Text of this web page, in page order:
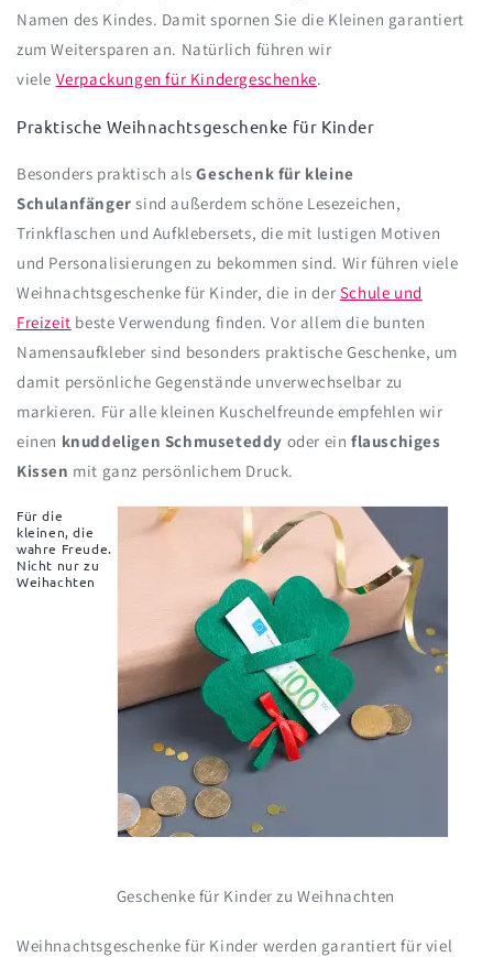
Namen des Kindes. Damit spornen Sie die Kleinen garantiert
zum Weitersparen an. Natürlich führen wir
viele Verpackungen für Kindergeschenke.
Praktische Weihnachtsgeschenke für Kinder
Besonders praktisch als Geschenk für kleine
Schulanfänger sind außerdem schöne Lesezeichen,
Trinkflaschen und Aufklebersets, die mit lustigen Motiven
und Personalisierungen zu bekommen sind. Wir führen viele
Weihnachtsgeschenke für Kinder, die in der Schule und
Freizeit beste Verwendung finden. Vor allem die bunten
Namensaufkleber sind besonders praktische Geschenke, um
damit persönliche Gegenstände unverwechselbar zu
markieren. Für alle kleinen Kuschelfreunde empfehlen wir
einen knuddeligen Schmuseteddy oder ein flauschiges
Kissen mit ganz persönlichem Druck.
Geschenke für Kinder zu Weihnachten
Für die
kleinen, die
wahre Freude.
Nicht nur zu
Weihachten
Weihnachtsgeschenke für Kinder werden garantiert für viel